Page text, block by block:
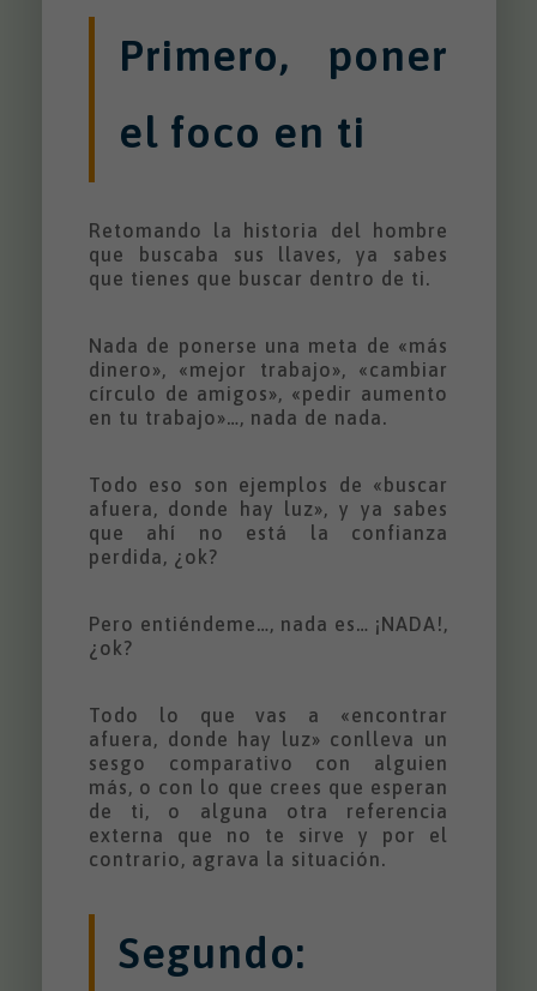
Primero, poner
el foco en ti
Retomando la historia del hombre
que buscaba sus llaves, ya sabes
que tienes que buscar dentro de ti.
Nada de ponerse una meta de «más
dinero», «mejor trabajo», «cambiar
círculo de amigos», «pedir aumento
en tu trabajo»…, nada de nada.
Todo eso son ejemplos de «buscar
afuera, donde hay luz», y ya sabes
que ahí no está la confianza
perdida, ¿ok?
Pero entiéndeme…, nada es… ¡NADA!,
¿ok?
Todo lo que vas a «encontrar
afuera, donde hay luz» conlleva un
sesgo comparativo con alguien
más, o con lo que crees que esperan
de ti, o alguna otra referencia
externa que no te sirve y por el
contrario, agrava la situación.
Segundo: